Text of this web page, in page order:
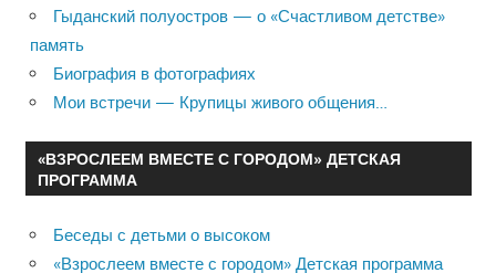
Гыданский полуостров — о «Счастливом детстве»
память
Биография в фотографиях
Мои встречи — Крупицы живого общения…
«ВЗРОСЛЕЕМ ВМЕСТЕ С ГОРОДОМ» ДЕТСКАЯ
ПРОГРАММА
Беседы с детьми о высоком
«Взрослеем вместе с городом» Детская программа